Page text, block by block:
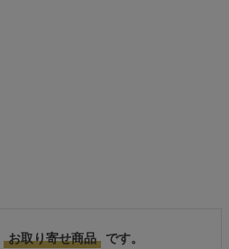
お取り寄せ商品 です。